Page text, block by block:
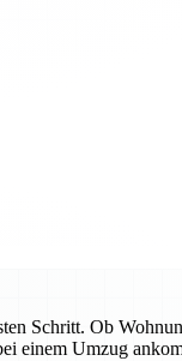
Schritt. Ob
einem Umzug